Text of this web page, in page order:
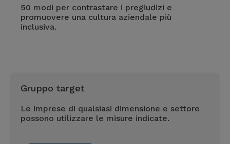
50 modi per contrastare i pregiudizi e
promuovere una cultura aziendale più
inclusiva.
Gruppo target
Le imprese di qualsiasi dimensione e settore
possono utilizzare le misure indicate.